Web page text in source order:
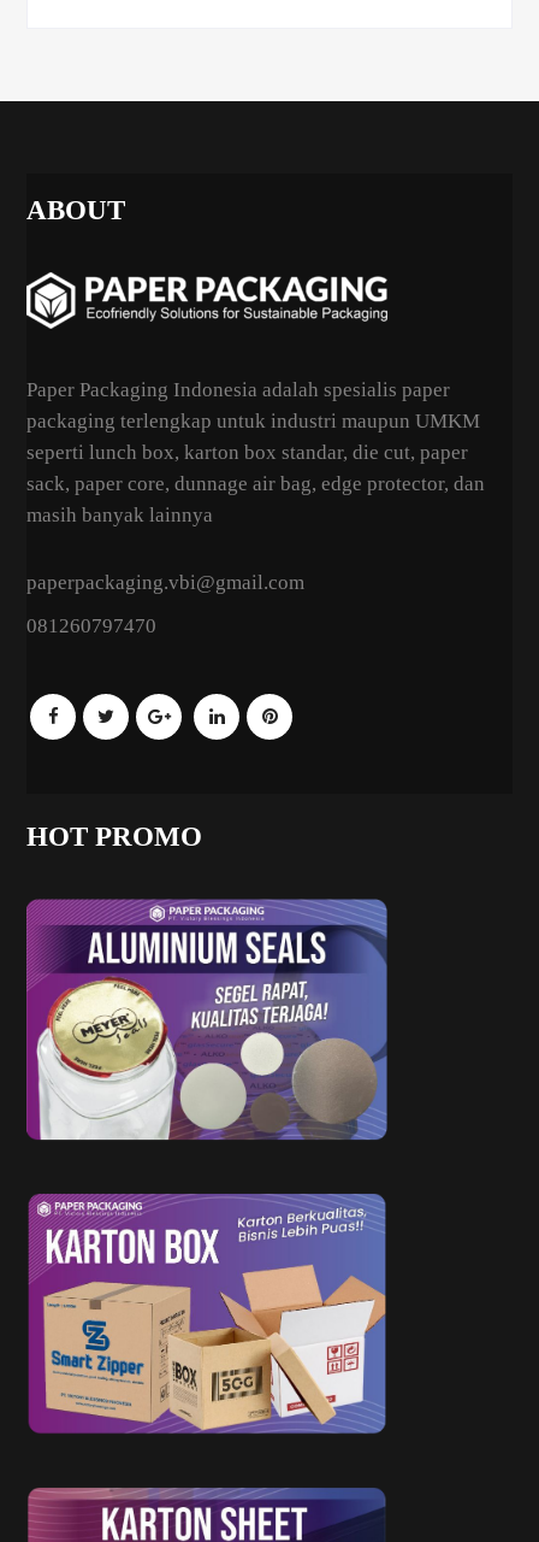
ABOUT
Paper Packaging Indonesia adalah spesialis paper
packaging terlengkap untuk industri maupun UMKM
seperti lunch box, karton box standar, die cut, paper
sack, paper core, dunnage air bag, edge protector, dan
masih banyak lainnya
paperpackaging.vbi@gmail.com
081260797470
HOT PROMO